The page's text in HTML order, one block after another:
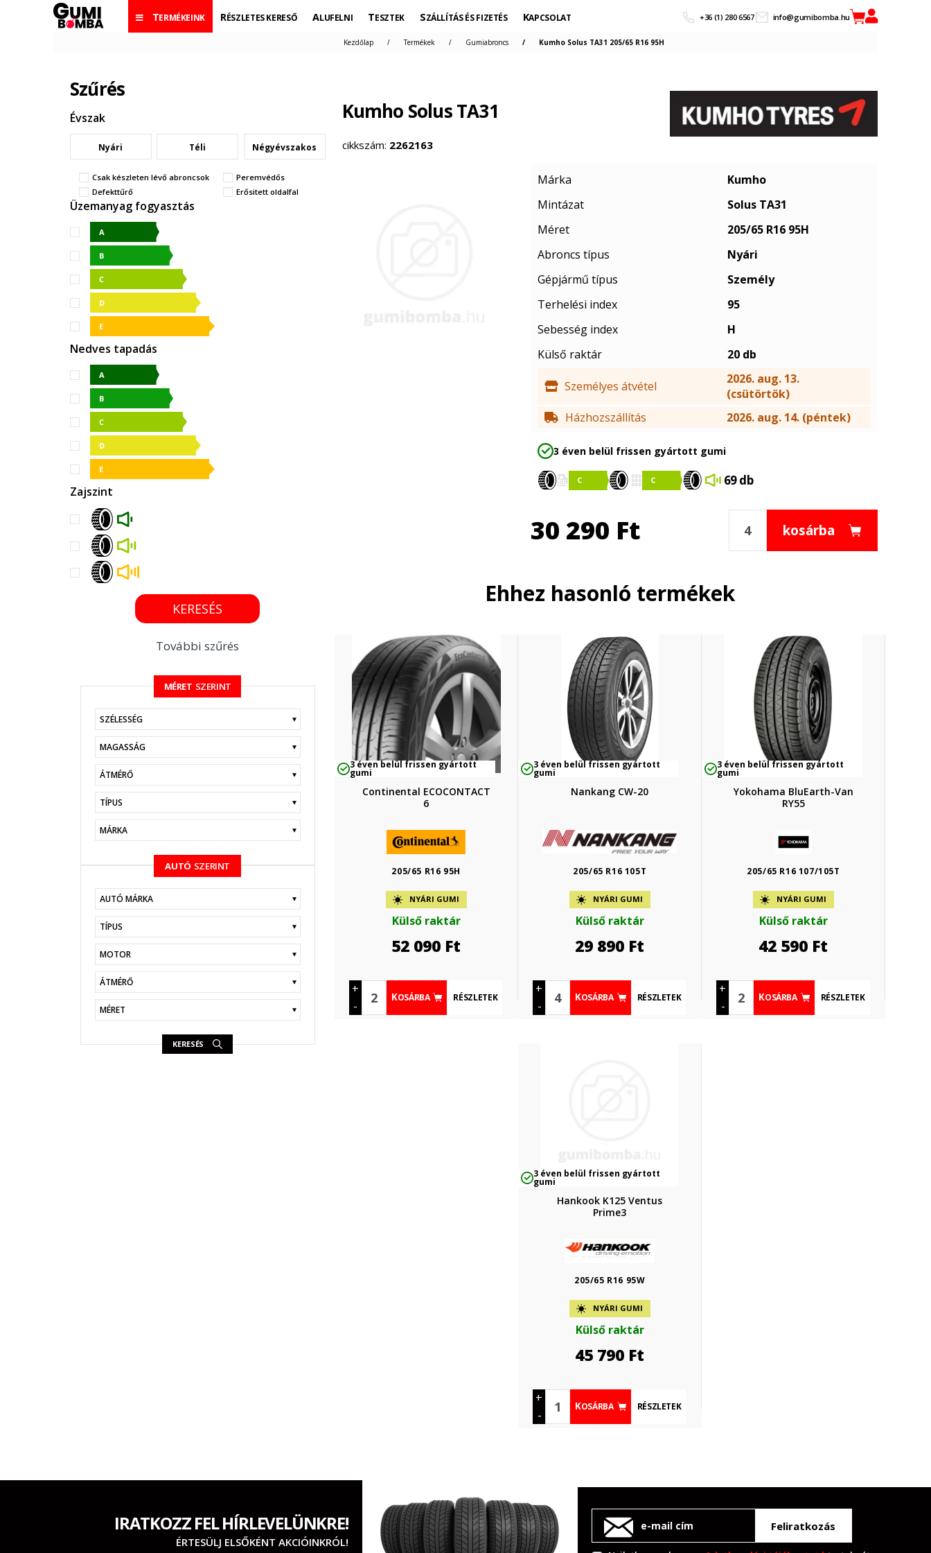
TERMÉKEINK RÉSZLETES KERESŐ ALUFELNI TESZTEK SZÁLLÍTÁS ÉS FIZETÉS KAPCSOLAT +36 (1) 280 6567 info@gumibomba.hu
Szűrés
Évszak
Nyári Téli Négyévszakos
Csak készleten lévő abroncsok
Peremvédős
Defekttűrő
Erősitett oldalfal
Üzemanyag fogyasztás
Nedves tapadás
Zajszint
KERESÉS
További szűrés
MÉRET SZERINT
KERESÉS
AUTÓ SZERINT
KERESÉS
Kezdőlap Termékek Gumiabroncs Kumho Solus TA31 205/65 R16 95H
Kumho Solus TA31
cikkszám: 2262163
Márka
Kumho
Mintázat
Solus TA31
Méret
205/65 R16 95H
Abroncs típus
Nyári
Gépjármű típus
Személy
Terhelési index
95
Sebesség index
H
Külső raktár
20 db
Személyes átvétel
2026. aug. 13.
(csütörtök)
Házhozszállítás
2026. aug. 14. (péntek)
3 éven belül frissen gyártott gumi
69 db
30 290 Ft kosárba
Ehhez hasonló termékek
3 éven belül frissen gyártott
gumi
Continental ECOCONTACT
6
205/65 R16 95H
NYÁRI GUMI
Külső raktár
52 090 Ft
+
-
KOSÁRBA RÉSZLETEK
3 éven belül frissen gyártott
gumi
Nankang CW-20
205/65 R16 105T
NYÁRI GUMI
Külső raktár
29 890 Ft
+
-
KOSÁRBA RÉSZLETEK
3 éven belül frissen gyártott
gumi
Yokohama BluEarth-Van
RY55
205/65 R16 107/105T
NYÁRI GUMI
Külső raktár
42 590 Ft
+
-
KOSÁRBA RÉSZLETEK
3 éven belül frissen gyártott
gumi
Hankook K125 Ventus
Prime3
205/65 R16 95W
NYÁRI GUMI
Külső raktár
45 790 Ft
+
-
KOSÁRBA RÉSZLETEK
IRATKOZZ FEL HÍRLEVELÜNKRE!
ÉRTESÜLJ ELSŐKÉNT AKCIÓINKRÓL!
Feliratkozás